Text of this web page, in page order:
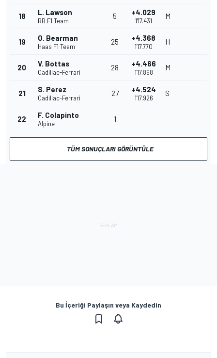
18 L. Lawson
RB F1 Team
5 +4.029
1'17.431
M
19 O. Bearman
Haas F1 Team
25 +4.368
1'17.770
H
20 V. Bottas
Cadillac-Ferrari
28 +4.466
1'17.868
M
21 S. Perez
Cadillac-Ferrari
27 +4.524
1'17.926
S
22 F. Colapinto
Alpine
1
TÜM SONUÇLARI GÖRÜNTÜLE
Bu İçeriği Paylaşın veya Kaydedin